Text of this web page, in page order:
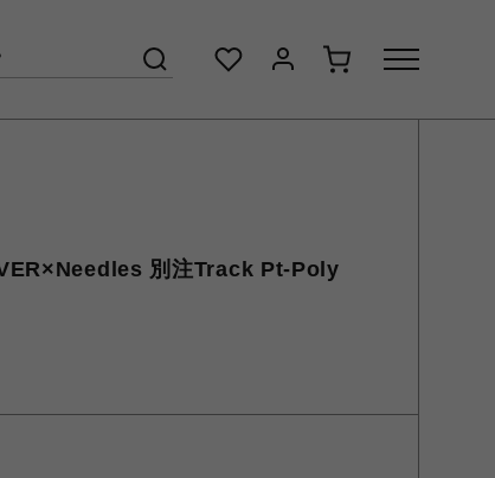
別注Track Pt-Poly